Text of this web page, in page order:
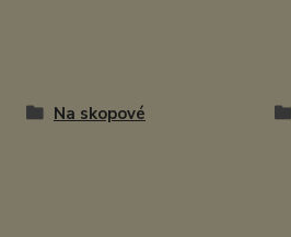
Na skopové